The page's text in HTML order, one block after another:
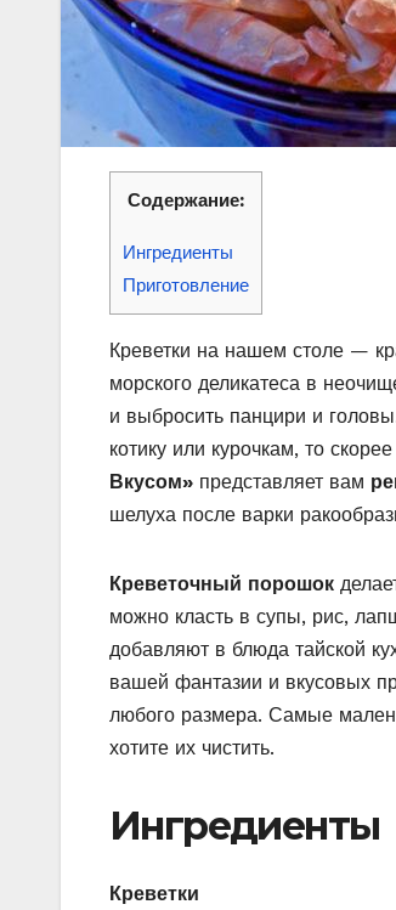
Содержание:
Ингредиенты
Приготовление
Креветки на нашем столе —
морского деликатеса в
и выбросить панцири и
котику или курочкам, то
Вкусом» представляет вам
шелуха после варки
Креветочный порошок
можно класть в супы, рис,
добавляют в блюда тайской
вашей фантазии и вкусовых
любого размера. Самые
хотите их чистить.
Ингредиенты
Креветки